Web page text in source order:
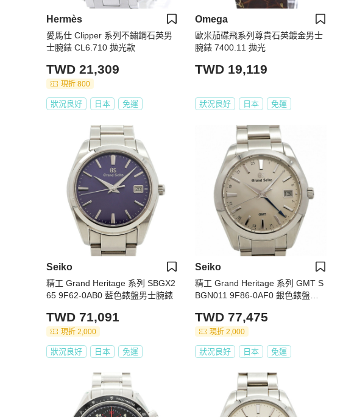
Hermès
愛馬仕 Clipper 系列不鏽鋼石英男
士腕錶 CL6.710 拋光款
TWD 21,309
現折 800
狀況良好 日本 免運
Omega
歐米茄碟飛系列尊貴石英鍍金男士
腕錶 7400.11 拋光
TWD 19,119
狀況良好 日本 免運
Seiko
精工 Grand Heritage 系列 SBGX2
65 9F62-0AB0 藍色錶盤男士腕錶
TWD 71,091
現折 2,000
狀況良好 日本 免運
Seiko
精工 Grand Heritage 系列 GMT S
BGN011 9F86-0AF0 銀色錶盤男
TWD 77,475
現折 2,000
狀況良好 日本 免運